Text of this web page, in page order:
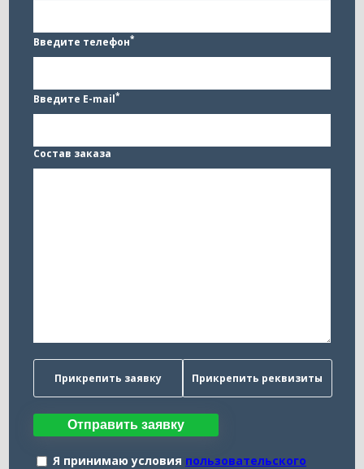
Введите телефон*
Введите E-mail*
Состав заказа
Прикрепить заявку Прикрепить реквизиты
Отправить заявку
Я принимаю условия пользовательского